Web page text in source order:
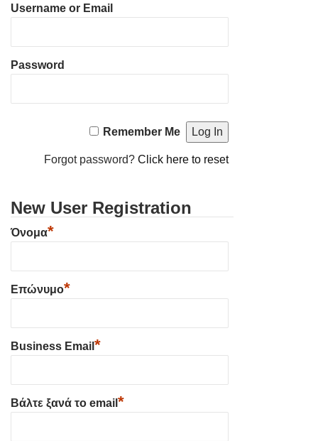
Username or Email
Password
Remember Me
Forgot password?Click here to reset
New User Registration
Όνομα*
Επώνυμο*
Business Email *
Βάλτε ξανά το email *